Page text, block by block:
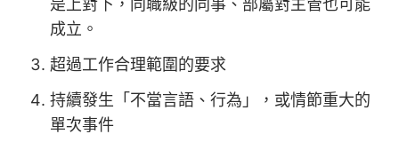
是上對下，同職級的同事、部屬對主管也可能
成立。
超過工作合理範圍的要求
持續發生「不當言語、行為」，或情節重大的
單次事件